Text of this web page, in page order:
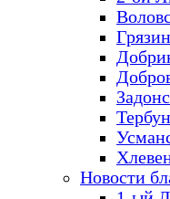
Новости